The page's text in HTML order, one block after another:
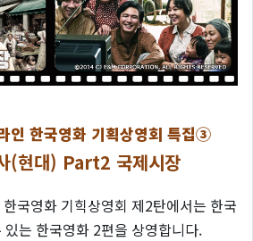
인 한국영화 기획상영회 특집③
(현대) Part2 국제시장
국영화 기힉상영회 제2탄에서는 한국
는 한국영화 2편을 상영합니다.